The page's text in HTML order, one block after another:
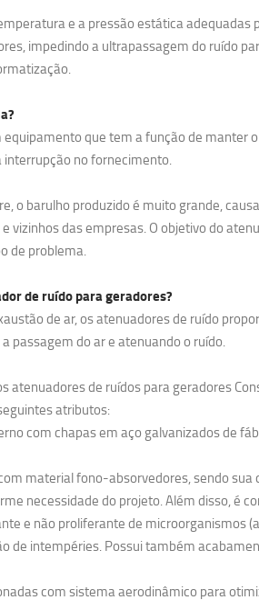
e a pressão estática adequadas
impedindo a ultrapassagem do ruído
equipamento que tem a função de manter
no fornecimento.
o barulho produzido é muito grande,
vizinhos das empresas. O objetivo do
de problema.
de ruído para geradores?
de ar, os atenuadores de ruído
passagem do ar e atenuando o ruído.
atenuadores de ruídos para geradores
atributos:
com chapas em aço galvanizados de
material fono-absorvedores, sendo sua
necessidade do projeto. Além disso, é
e não proliferante de microorganismos
de intempéries. Possui também
com sistema aerodinâmico para